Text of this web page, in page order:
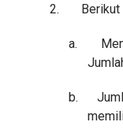
2. Berikut
a.
b.